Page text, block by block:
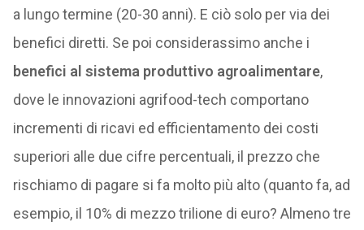
a lungo termine (20-30 anni). E ciò solo per via dei
benefici diretti. Se poi considerassimo anche i
benefici al sistema produttivo agroalimentare,
dove le innovazioni agrifood-tech comportano
incrementi di ricavi ed efficientamento dei costi
superiori alle due cifre percentuali, il prezzo che
rischiamo di pagare si fa molto più alto (quanto fa, ad
esempio, il 10% di mezzo trilione di euro? Almeno tre